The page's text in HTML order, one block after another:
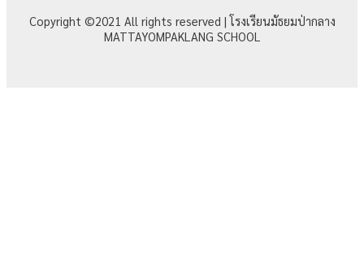
Copyright ©2021 All rights reserved | โรงเรียนมัธยมป่ากลาง
MATTAYOMPAKLANG SCHOOL